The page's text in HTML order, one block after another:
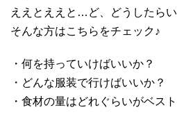
ええとええと…ど、どうしたら
そんな方はこちらをチェック♪
・何を持っていけばいいか？
・どんな服装で行けばいいか？
・食材の量はどれぐらいがベス